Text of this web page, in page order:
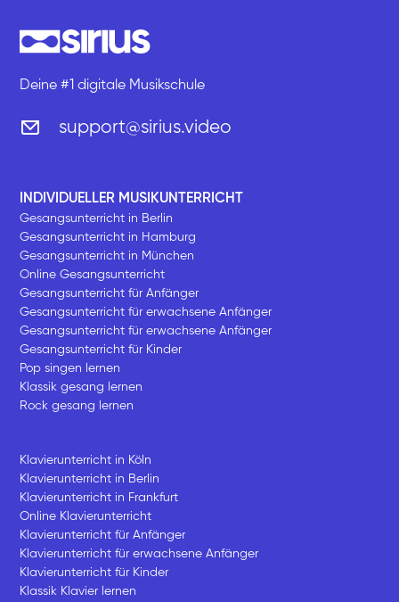
Deine #1 digitale Musikschule
support@sirius.video
INDIVIDUELLER MUSIKUNTERRICHT
Gesangsunterricht in Berlin
Gesangsunterricht in Hamburg
Gesangsunterricht in München
Online Gesangsunterricht
Gesangsunterricht für Anfänger
Gesangsunterricht für erwachsene Anfänger
Gesangsunterricht für erwachsene Anfänger
Gesangsunterricht für Kinder
Pop singen lernen
Klassik gesang lernen
Rock gesang lernen
Klavierunterricht in Köln
Klavierunterricht in Berlin
Klavierunterricht in Frankfurt
Online Klavierunterricht
Klavierunterricht für Anfänger
Klavierunterricht für erwachsene Anfänger
Klavierunterricht für Kinder
Klassik Klavier lernen